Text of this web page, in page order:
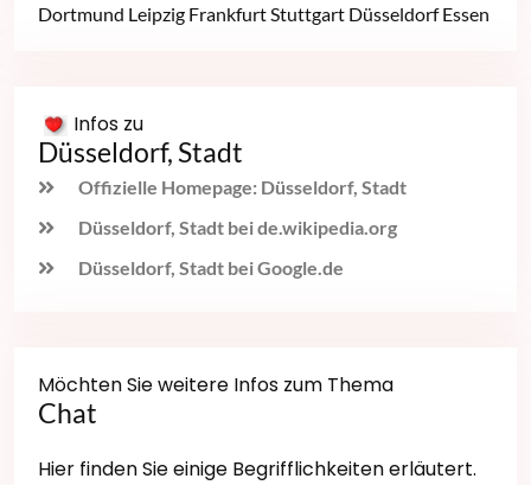
Dortmund Leipzig FrankfurtStuttgart Düsseldorf Essen
Infos zu
Düsseldorf, Stadt
Offizielle Homepage: Düsseldorf, Stadt
Düsseldorf, Stadt bei de.wikipedia.org
Düsseldorf, Stadt bei Google.de
Möchten Sie weitere Infos zum Thema
Chat
Hier finden Sie einige Begrifflichkeiten erläutert.